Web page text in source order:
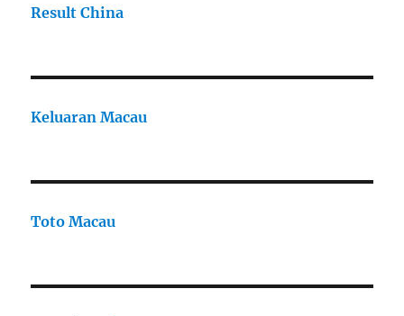
Result China
Keluaran Macau
Toto Macau